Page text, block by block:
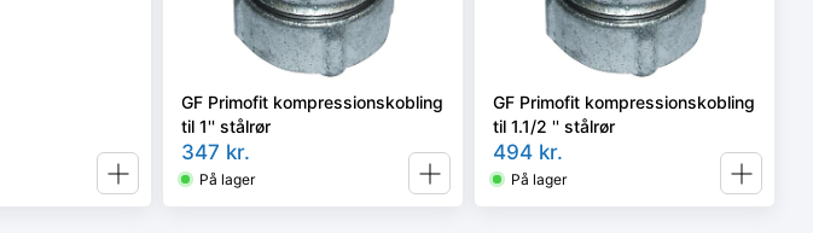
GF Primofit kompressionskobling
til 1'' stålrør
347 kr.
På lager
GF Primofit kompressionskobling
til 1.1/2 '' stålrør
494 kr.
På lager